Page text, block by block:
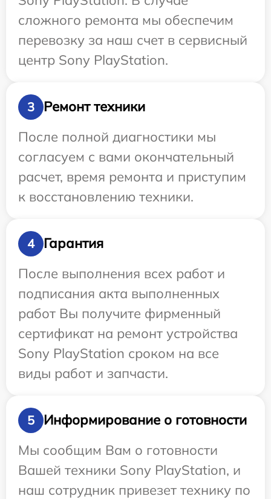
сложного ремонта мы обеспечим
перевозку за наш счет в сервисный
центр Sony PlayStation.
3
Ремонт техники
После полной диагностики мы
согласуем с вами окончательный
расчет, время ремонта и приступим
к восстановлению техники.
4
Гарантия
После выполнения всех работ и
подписания акта выполненных
работ Вы получите фирменный
сертификат на ремонт устройства
Sony PlayStation сроком на все
виды работ и запчасти.
5
Информирование о готовности
Мы сообщим Вам о готовности
Вашей техники Sony PlayStation, и
наш сотрудник привезет технику по